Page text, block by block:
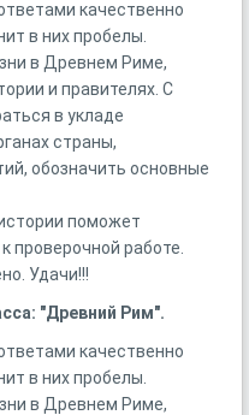
качественно
в них пробелы.
в Древнем Риме,
и правителях. С
в укладе
страны,
обозначить основные
поможет
проверочной работе.
Удачи!!!
"Древний Рим".
качественно
в них пробелы.
в Древнем Риме,